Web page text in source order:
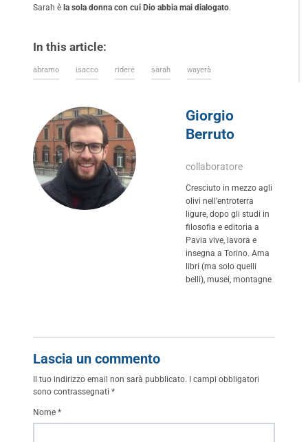
Sarah è la sola donna con cui Dio abbia mai dialogato.
In this article:
abramo isacco ridere sarah wayerà
Giorgio
Berruto
collaboratore
Cresciuto in mezzo agli
olivi nell’entroterra
ligure, dopo gli studi in
filosofia e editoria a
Pavia vive, lavora e
insegna a Torino. Ama
libri (ma solo quelli
belli), musei, montagne
Lascia un commento
Il tuo indirizzo email non sarà pubblicato. I campi obbligatori
sono contrassegnati *
Nome *